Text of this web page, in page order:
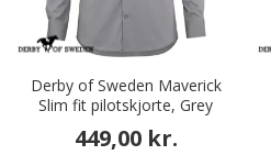
Derby of Sweden Maverick
Slim fit pilotskjorte, Grey
449,00 kr.